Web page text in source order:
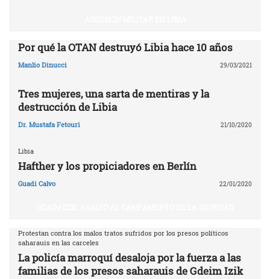
Por qué la OTAN destruyó Libia ‎hace 10 años‎
Manlio Dinucci 29/03/2021
Tres mujeres, una sarta de mentiras y la
destrucción de Libia
Dr. Mustafa Fetouri 21/10/2020
Libia
Hafther y los propiciadores en Berlín
Guadi Calvo 22/01/2020
Protestan contra los malos tratos sufridos por los presos políticos
saharauis en las carceles
La policía marroquí desaloja por la fuerza a las
familias de los presos saharauis de Gdeim Izik